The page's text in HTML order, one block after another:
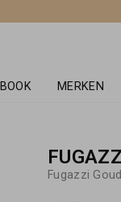
MERKEN
Fugazzi